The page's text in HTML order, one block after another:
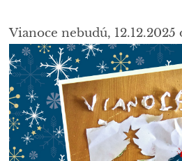
Vianoce nebudú, 12.12.2025